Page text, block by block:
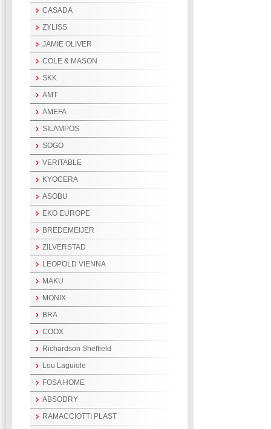
CASADA
ZYLISS
JAMIE OLIVER
COLE & MASON
SKK
AMT
AMEFA
SILAMPOS
SOGO
VERITABLE
KYOCERA
ASOBU
EKO EUROPE
BREDEMEIJER
ZILVERSTAD
LEOPOLD VIENNA
MAKU
MONIX
BRA
COOX
Richardson Sheffield
Lou Laguiole
FOSA HOME
ABSODRY
RAMACCIOTTI PLAST